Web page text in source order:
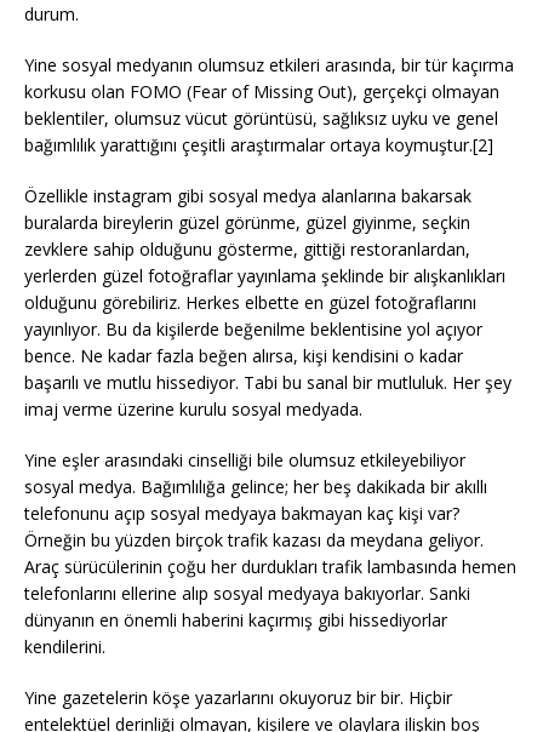
durum.
Yine sosyal medyanın olumsuz etkileri arasında, bir tür kaçırma
korkusu olan FOMO (Fear of Missing Out), gerçekçi olmayan
beklentiler, olumsuz vücut görüntüsü, sağlıksız uyku ve genel
bağımlılık yarattığını çeşitli araştırmalar ortaya koymuştur.[2]
Özellikle instagram gibi sosyal medya alanlarına bakarsak
buralarda bireylerin güzel görünme, güzel giyinme, seçkin
zevklere sahip olduğunu gösterme, gittiği restoranlardan,
yerlerden güzel fotoğraflar yayınlama şeklinde bir alışkanlıkları
olduğunu görebiliriz. Herkes elbette en güzel fotoğraflarını
yayınlıyor. Bu da kişilerde beğenilme beklentisine yol açıyor
bence. Ne kadar fazla beğen alırsa, kişi kendisini o kadar
başarılı ve mutlu hissediyor. Tabi bu sanal bir mutluluk. Her şey
imaj verme üzerine kurulu sosyal medyada.
Yine eşler arasındaki cinselliği bile olumsuz etkileyebiliyor
sosyal medya. Bağımlılığa gelince; her beş dakikada bir akıllı
telefonunu açıp sosyal medyaya bakmayan kaç kişi var?
Örneğin bu yüzden birçok trafik kazası da meydana geliyor.
Araç sürücülerinin çoğu her durdukları trafik lambasında hemen
telefonlarını ellerine alıp sosyal medyaya bakıyorlar. Sanki
dünyanın en önemli haberini kaçırmış gibi hissediyorlar
kendilerini.
Yine gazetelerin köşe yazarlarını okuyoruz bir bir. Hiçbir
entelektüel derinliği olmayan, kişilere ve olaylara ilişkin boş